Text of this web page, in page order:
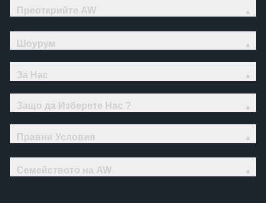
Преоткрийте AW
Шоурум
За Нас
Защо да Изберете Нас ?
Правни Условия
Семейството на AW